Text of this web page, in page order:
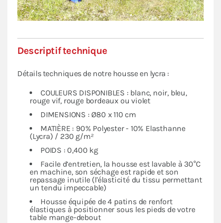
Descriptif technique
Détails techniques de notre housse en lycra :
COULEURS DISPONIBLES : blanc, noir, bleu,
rouge vif, rouge bordeaux ou violet
DIMENSIONS : Ø80 x 110 cm
MATIÈRE : 90% Polyester - 10% Elasthanne
(Lycra) / 230 g/m²
POIDS : 0,400 kg
Facile d’entretien, la housse est lavable à 30°C
en machine, son séchage est rapide et son
repassage inutile (l'élasticité du tissu permettant
un tendu impeccable)
Housse équipée de 4 patins de renfort
élastiques à positionner sous les pieds de votre
table mange-debout